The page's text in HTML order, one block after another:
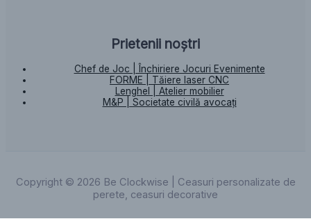
Prietenii noștri
Chef de Joc | Închiriere Jocuri Evenimente
FORME | Tăiere laser CNC
Lenghel | Atelier mobilier
M&P | Societate civilă avocați
Copyright © 2026 Be Clockwise | Ceasuri personalizate de
perete, ceasuri decorative